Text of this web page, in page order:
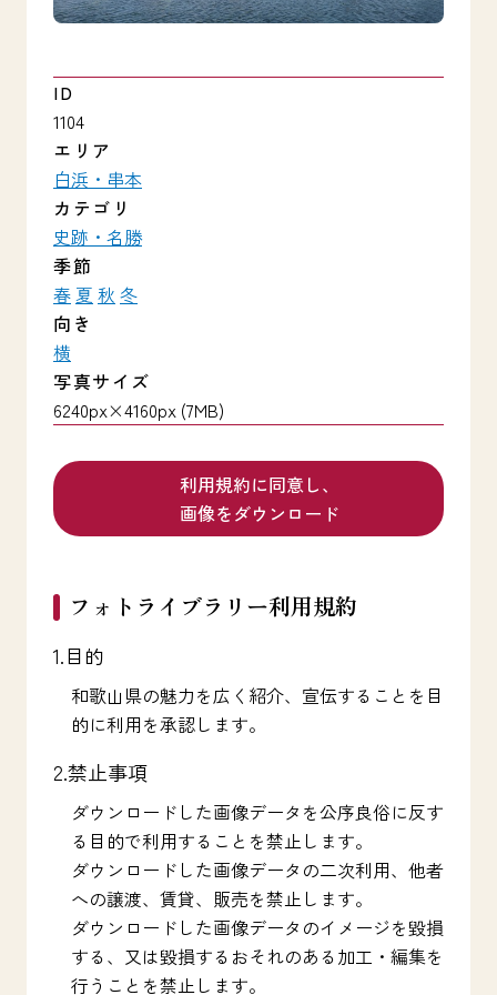
ID
1104
エリア
白浜・串本
カテゴリ
史跡・名勝
季節
春夏 秋 冬
向き
横
写真サイズ
6240px×4160px (7MB)
利用規約に同意し、
画像をダウンロード
フォトライブラリー利用規約
1.目的
和歌山県の魅力を広く紹介、宣伝することを目
的に利用を承認します。
2.禁止事項
ダウンロードした画像データを公序良俗に反す
る目的で利用することを禁止します。
ダウンロードした画像データの二次利用、他者
への譲渡、賃貸、販売を禁止します。
ダウンロードした画像データのイメージを毀損
する、又は毀損するおそれのある加工・編集を
行うことを禁止します。